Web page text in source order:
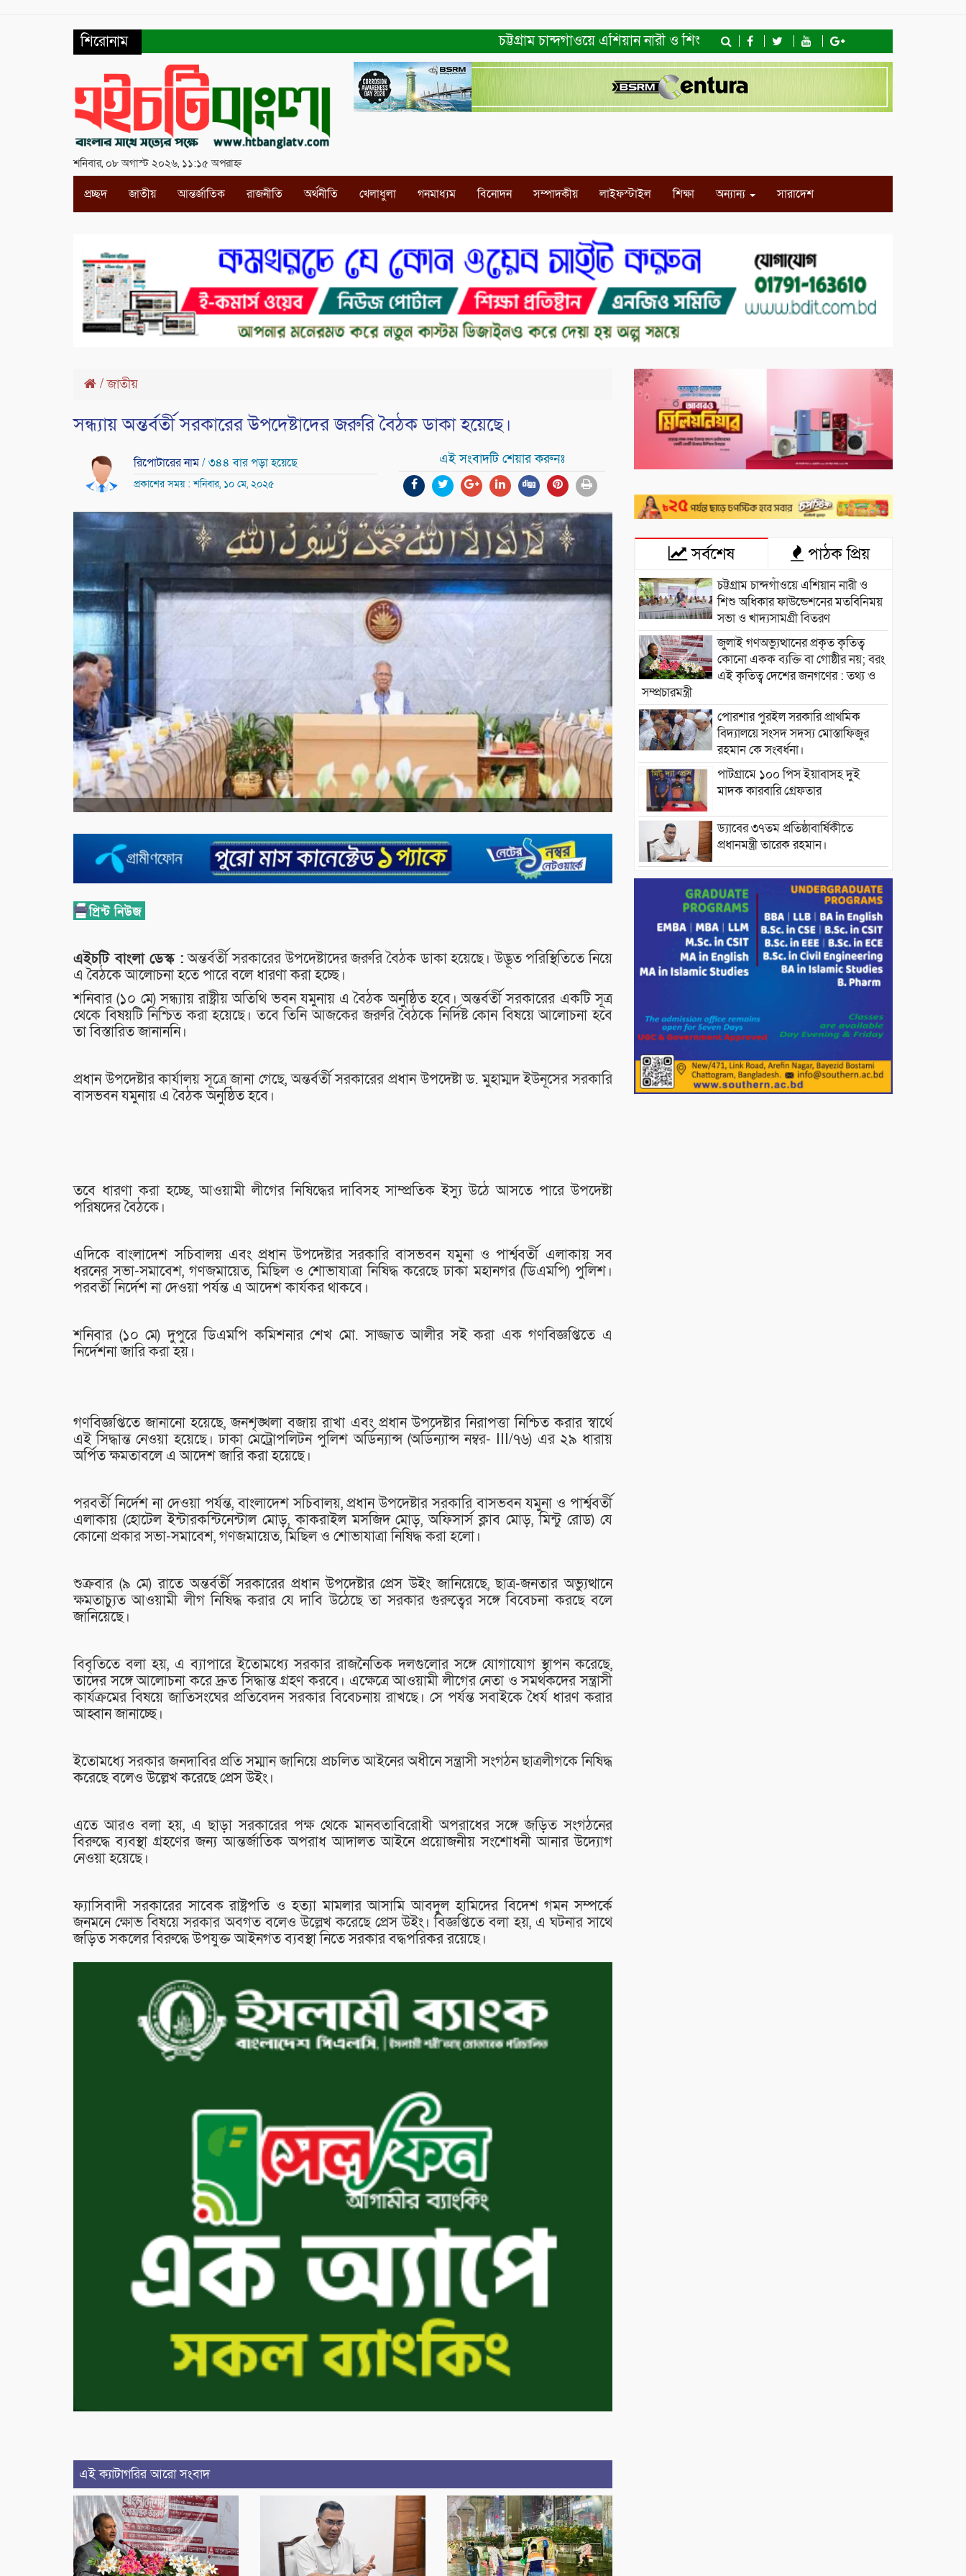
শিরোনাম চট্টগ্রাম চান্দগাঁওয়ে এশিয়ান নারী ও শিশু অধিকার ফাউন্ডেশনের মতবিনিময় সভা ও খাদ্যসামগ্রী
শনিবার, ০৮ অগাস্ট ২০২৬, ১১:১৫ অপরাহ্ন
প্রচ্ছদ জাতীয় আন্তর্জাতিক রাজনীতি অর্থনীতি খেলাধুলা গনমাধ্যম বিনোদন সম্পাদকীয় লাইফস্টাইল শিক্ষা অন্যান্য সারাদেশ
/জাতীয়
সন্ধ্যায় অন্তর্বর্তী সরকারের উপদেষ্টাদের জরুরি বৈঠক ডাকা হয়েছে।
রিপোটারের নাম/ ৩৪৪ বার পড়া হয়েছে
প্রকাশের সময় : শনিবার, ১০ মে, ২০২৫
এই সংবাদটি শেয়ার করুনঃ
এইচটি বাংলা ডেস্ক :অন্তর্বর্তী সরকারের উপদেষ্টাদের জরুরি বৈঠক ডাকা হয়েছে। উদ্ভূত পরিস্থিতিতে নিয়ে
এ বৈঠকে আলোচনা হতে পারে বলে ধারণা করা হচ্ছে।
শনিবার (১০ মে) সন্ধ্যায় রাষ্ট্রীয় অতিথি ভবন যমুনায় এ বৈঠক অনুষ্ঠিত হবে। অন্তর্বর্তী সরকারের একটি সূত্র
থেকে বিষয়টি নিশ্চিত করা হয়েছে। তবে তিনি আজকের জরুরি বৈঠকে নির্দিষ্ট কোন বিষয়ে আলোচনা হবে
তা বিস্তারিত জানাননি।
প্রধান উপদেষ্টার কার্যালয় সূত্রে জানা গেছে, অন্তর্বর্তী সরকারের প্রধান উপদেষ্টা ড. মুহাম্মদ ইউনূসের সরকারি
বাসভবন যমুনায় এ বৈঠক অনুষ্ঠিত হবে।
তবে ধারণা করা হচ্ছে, আওয়ামী লীগের নিষিদ্ধের দাবিসহ সাম্প্রতিক ইস্যু উঠে আসতে পারে উপদেষ্টা
পরিষদের বৈঠকে।
এদিকে বাংলাদেশ সচিবালয় এবং প্রধান উপদেষ্টার সরকারি বাসভবন যমুনা ও পার্শ্ববর্তী এলাকায় সব
ধরনের সভা-সমাবেশ, গণজমায়েত, মিছিল ও শোভাযাত্রা নিষিদ্ধ করেছে ঢাকা মহানগর (ডিএমপি) পুলিশ।
পরবর্তী নির্দেশ না দেওয়া পর্যন্ত এ আদেশ কার্যকর থাকবে।
শনিবার (১০ মে) দুপুরে ডিএমপি কমিশনার শেখ মো. সাজ্জাত আলীর সই করা এক গণবিজ্ঞপ্তিতে এ
নির্দেশনা জারি করা হয়।
গণবিজ্ঞপ্তিতে জানানো হয়েছে, জনশৃঙ্খলা বজায় রাখা এবং প্রধান উপদেষ্টার নিরাপত্তা নিশ্চিত করার স্বার্থে
এই সিদ্ধান্ত নেওয়া হয়েছে। ঢাকা মেট্রোপলিটন পুলিশ অর্ডিন্যান্স (অর্ডিন্যান্স নম্বর- III/৭৬) এর ২৯ ধারায়
অর্পিত ক্ষমতাবলে এ আদেশ জারি করা হয়েছে।
পরবর্তী নির্দেশ না দেওয়া পর্যন্ত, বাংলাদেশ সচিবালয়, প্রধান উপদেষ্টার সরকারি বাসভবন যমুনা ও পার্শ্ববর্তী
এলাকায় (হোটেল ইন্টারকন্টিনেন্টাল মোড়, কাকরাইল মসজিদ মোড়, অফিসার্স ক্লাব মোড়, মিন্টু রোড) যে
কোনো প্রকার সভা-সমাবেশ, গণজমায়েত, মিছিল ও শোভাযাত্রা নিষিদ্ধ করা হলো।
শুক্রবার (৯ মে) রাতে অন্তর্বর্তী সরকারের প্রধান উপদেষ্টার প্রেস উইং জানিয়েছে, ছাত্র-জনতার অভ্যুত্থানে
ক্ষমতাচ্যুত আওয়ামী লীগ নিষিদ্ধ করার যে দাবি উঠেছে তা সরকার গুরুত্বের সঙ্গে বিবেচনা করছে বলে
জানিয়েছে।
বিবৃতিতে বলা হয়, এ ব্যাপারে ইতোমধ্যে সরকার রাজনৈতিক দলগুলোর সঙ্গে যোগাযোগ স্থাপন করেছে,
তাদের সঙ্গে আলোচনা করে দ্রুত সিদ্ধান্ত গ্রহণ করবে। এক্ষেত্রে আওয়ামী লীগের নেতা ও সমর্থকদের সন্ত্রাসী
কার্যক্রমের বিষয়ে জাতিসংঘের প্রতিবেদন সরকার বিবেচনায় রাখছে। সে পর্যন্ত সবাইকে ধৈর্য ধারণ করার
আহ্বান জানাচ্ছে।
ইতোমধ্যে সরকার জনদাবির প্রতি সম্মান জানিয়ে প্রচলিত আইনের অধীনে সন্ত্রাসী সংগঠন ছাত্রলীগকে নিষিদ্ধ
করেছে বলেও উল্লেখ করেছে প্রেস উইং।
এতে আরও বলা হয়, এ ছাড়া সরকারের পক্ষ থেকে মানবতাবিরোধী অপরাধের সঙ্গে জড়িত সংগঠনের
বিরুদ্ধে ব্যবস্থা গ্রহণের জন্য আন্তর্জাতিক অপরাধ আদালত আইনে প্রয়োজনীয় সংশোধনী আনার উদ্যোগ
নেওয়া হয়েছে।
ফ্যাসিবাদী সরকারের সাবেক রাষ্ট্রপতি ও হত্যা মামলার আসামি আবদুল হামিদের বিদেশ গমন সম্পর্কে
জনমনে ক্ষোভ বিষয়ে সরকার অবগত বলেও উল্লেখ করেছে প্রেস উইং। বিজ্ঞপ্তিতে বলা হয়, এ ঘটনার সাথে
জড়িত সকলের বিরুদ্ধে উপযুক্ত আইনগত ব্যবস্থা নিতে সরকার বদ্ধপরিকর রয়েছে।
এই ক্যাটাগরির আরো সংবাদ
সর্বশেষ পাঠক প্রিয়
চট্টগ্রাম চান্দগাঁওয়ে এশিয়ান নারী ও
শিশু অধিকার ফাউন্ডেশনের মতবিনিময়
সভা ও খাদ্যসামগ্রী বিতরণ
জুলাই গণঅভ্যুত্থানের প্রকৃত কৃতিত্ব
কোনো একক ব্যক্তি বা গোষ্ঠীর নয়; বরং
এই কৃতিত্ব দেশের জনগণের : তথ্য ও
সম্প্রচারমন্ত্রী
পোরশার পুরইল সরকারি প্রাথমিক
বিদ্যালয়ে সংসদ সদস্য মোস্তাফিজুর
রহমান কে সংবর্ধনা।
পাটগ্রামে ১০০ পিস ইয়াবাসহ দুই
মাদক কারবারি গ্রেফতার
ড্যাবের ৩৭তম প্রতিষ্ঠাবার্ষিকীতে
প্রধানমন্ত্রী তারেক রহমান।
চন্দনাইশের হাশিমপুর ৪ নং ওয়ার্ডে
৫’শতাধিক হতদরিদ্র পরিবারের মাঝে
খাদ্যসামগ্রী বিতরণ করেন মনজুর
মোরশেদ
পরিবেশ রক্ষায় পাটগ্রামে ইহসান ইয়ুথ
সার্কেলের বৃক্ষরোপণ
বিএনপি নেতা গুরুতর আহত
মুক্তিযোদ্ধা দবির উদ্দিন ফাউন্ডেশন